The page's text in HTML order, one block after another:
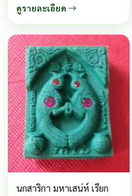
ผิดใจที่เหตุผลต่างๆผสมลงไปใน
อาหารให้กิน กลับมาคืนรักเหมือน
เดิม ใช้แตะแต้มทาตัวทาปากเจิม
ร้านพกพาจะเป็นมหาเสน่ห์
เหมาะผู้ทำงานกลางคืน ผู้ต้องการ
มีความรัก ...
ดูรายละเอียด
นกสาริกา มหาเสน่ห์ เรียก